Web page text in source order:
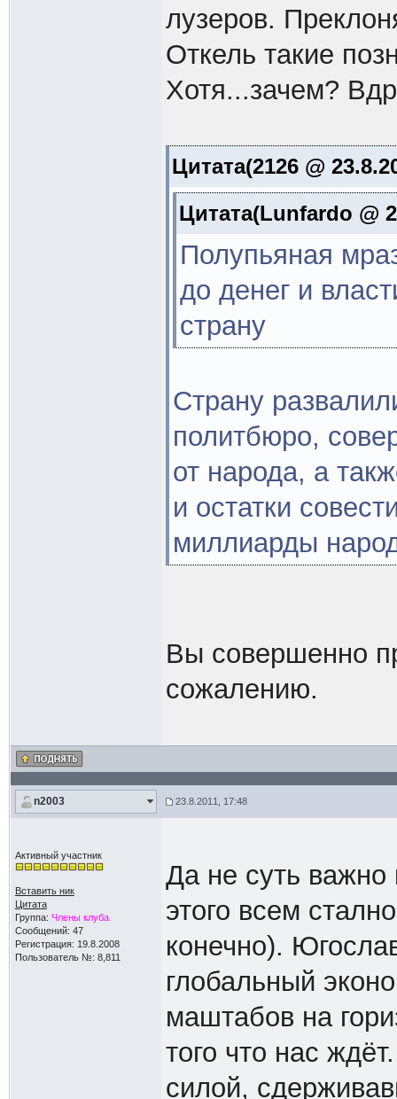
лузеров.
Откель такие
Хотя...зачем?
Цитата(2126 @
Цитата(Lunfardo @
Полупьяная
до денег и
страну
Страну
политбюро,
от народа, а
и остатки
миллиарды
Вы совершенно
сожалению.
n2003 23.8.2011, 17:48
Активный участник
Вставить ник
Цитата
Группа: Члены клуба
Сообщений: 47
Регистрация: 19.8.2008
Пользователь №: 8,811
Да не суть важно
этого всем
конечно).
глобальный
маштабов на
того что нас
силой,